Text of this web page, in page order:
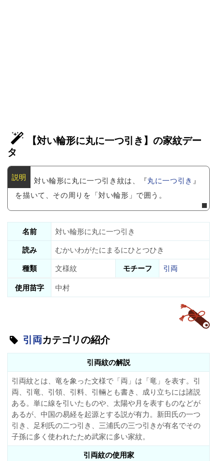
【対い輪形に丸に一つ引き】の家紋デー
タ
対い輪形に丸に一つ引き紋は、『丸に一つ引き 』
を描いて、その周りを「対い輪形」で囲う。
名前
対い輪形に丸に一つ引き
読み
むかいわがたにまるにひとつひき
種類
文様紋 モチーフ
引両
使用苗字
中村
引両カテゴリの紹介
引両紋の解説
引両紋とは、竜を象った文様で「両」は「竜」を表す。引
両、引竜、引領、引料、引輛とも書き、成り立ちには諸説
ある。単に線を引いたものや、太陽や月を表すものなどが
あるが、中国の易経を起源とする説が有力。新田氏の一つ
引き、足利氏の二つ引き、三浦氏の三つ引きが有名でその
子孫に多く使われたため武家に多い家紋。
引両紋の使用家